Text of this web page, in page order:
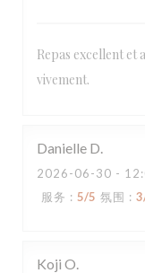
Repas excellent et
vivement.
Danielle D
2026-06-30 -
服务 : 5/5 氛围 : 3
Koji O